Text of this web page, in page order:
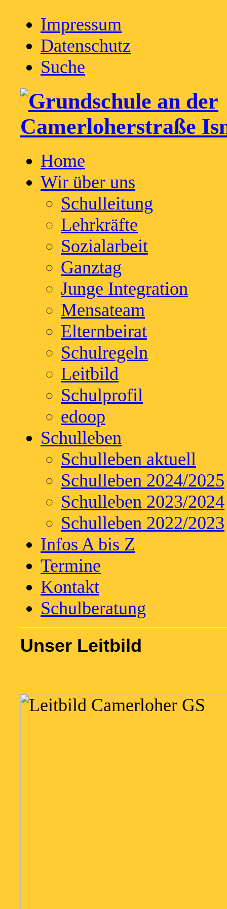
Impressum
Datenschutz
Suche
Home
Wir über uns
Schulleitung
Lehrkräfte
Sozialarbeit
Ganztag
Junge Integration
Mensateam
Elternbeirat
Schulregeln
Leitbild
Schulprofil
edoop
Schulleben
Schulleben aktuell
Schulleben 2024/2025
Schulleben 2023/2024
Schulleben 2022/2023
Infos A bis Z
Termine
Kontakt
Schulberatung
Unser Leitbild